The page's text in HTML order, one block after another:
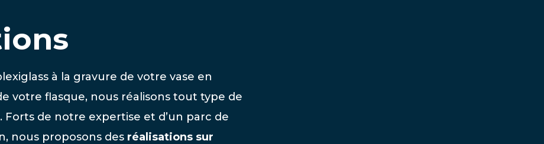
à la gravure de votre vase en
votre flasque, nous réalisons tout type de
de notre expertise et d’un parc de
nous proposons des réalisations sur